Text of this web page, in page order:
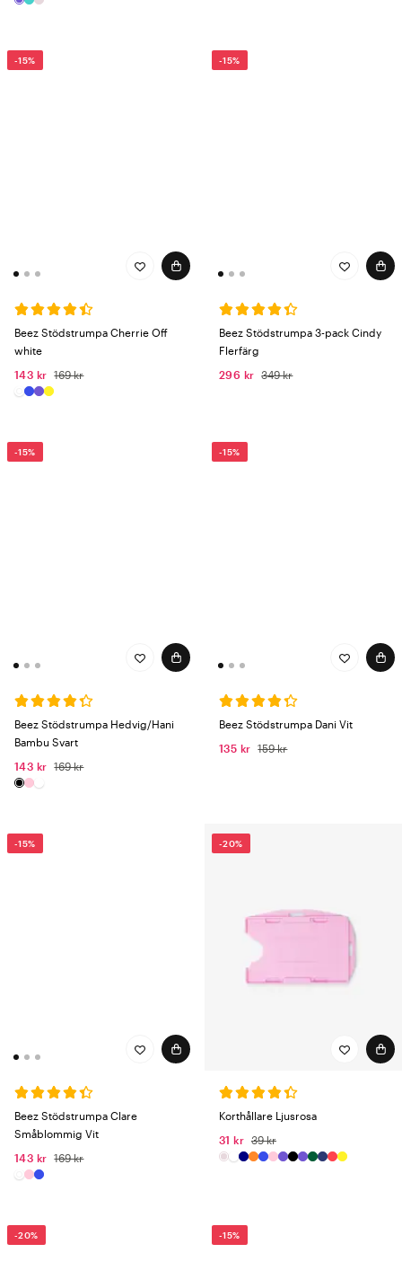
-15%
Beez Stödstrumpa Cherrie Off
white
143 kr
169 kr
-15%
Beez Stödstrumpa 3-pack Cindy
Flerfärg
296 kr
349 kr
-15%
Beez Stödstrumpa Hedvig/Hani
Bambu Svart
143 kr
169 kr
-15%
Beez Stödstrumpa Dani Vit
135 kr
159 kr
-15%
Beez Stödstrumpa Clare
Småblommig Vit
143 kr
169 kr
-20%
Korthållare Ljusrosa
31 kr 39 kr
-20% -15%